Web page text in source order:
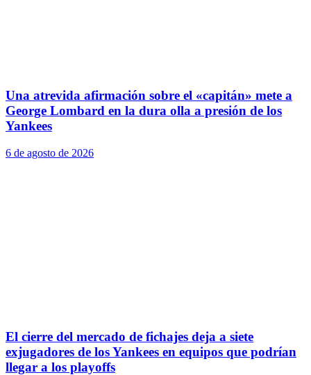
Una atrevida afirmación sobre el «capitán» mete a
George Lombard en la dura olla a presión de los
Yankees
6 de agosto de 2026
El cierre del mercado de fichajes deja a siete
exjugadores de los Yankees en equipos que podrían
llegar a los playoffs